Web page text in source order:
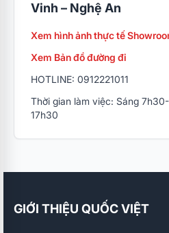
Vinh – Nghệ An
Xem hình ảnh thực tế
Xem Bản đồ đường đi
HOTLINE: 0912221011
Thời gian làm việc: Sáng
17h30
GIỚI THIỆU QUỐC VIỆT